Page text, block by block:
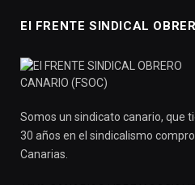
El FRENTE SINDICAL
Somos un sindicato canario, que
30 años en el sindicalismo
Canarias.